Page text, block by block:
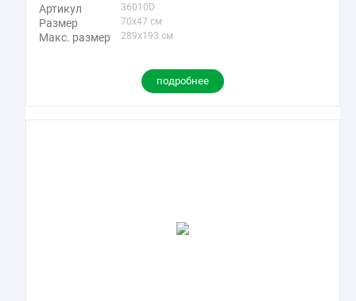
Артикул 36010D
Размер 70x47 см
Макс. размер 289x193 см
подробнее